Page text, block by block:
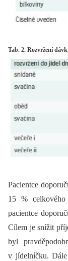
Tab. 2. Rozvržení
Pacientce
15 %
pacientce
Cílem je snížit
byl
v jídelníčku. Dále